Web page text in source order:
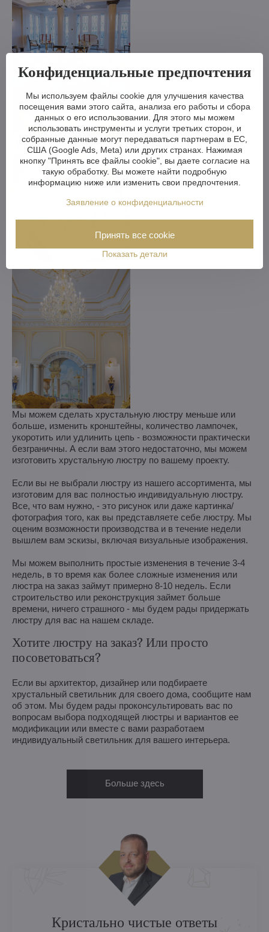
Мы можем сделать хрустальную люстру меньше или
больше, изменить кронштейны, количество лампочек,
укоротить или удлинить цепь - возможности практически
безграничны. А если вам этого недостаточно, мы можем
изготовить хрустальную люстру по вашему проекту.
Если вы не выбрали люстру из нашего ассортимента, мы
изготовим для вас полностью индивидуальную люстру.
Все, что вам нужно, - это рисунок или даже картинка/
фотография того, как вы представляете себе люстру. Мы
оценим возможности производства и в течение недели
вышлем вам эскизы, включая визуальные изображения.
Мы можем выполнить простые изменения в течение 3-4
недель, в то время как более сложные изменения или
люстра на заказ займут примерно 8-10 недель. Если
строительство или реконструкция займет больше
времени, ничего страшного - мы будем рады придержать
люстру для вас на нашем складе.
Хотите люстру на заказ? Или просто
посоветоваться?
Если вы архитектор, дизайнер или подбираете
хрустальный светильник для своего дома, сообщите нам
об этом. Мы будем рады проконсультировать вас по
вопросам выбора подходящей люстры и вариантов ее
модификации или вместе с вами разработаем
индивидуальный светильник для вашего интерьера.
Больше здесь
Кристально чистые ответы
Конфиденциальные предпочтения
Мы используем файлы cookie для улучшения качества
посещения вами этого сайта, анализа его работы и сбора
данных о его использовании. Для этого мы можем
использовать инструменты и услуги третьих сторон, и
собранные данные могут передаваться партнерам в ЕС,
США (Google Ads, Meta) или других странах. Нажимая
кнопку "Принять все файлы cookie", вы даете согласие на
такую обработку. Вы можете найти подробную
информацию ниже или изменить свои предпочтения.
Заявление о конфиденциальности
Показать детали
Принять все cookie